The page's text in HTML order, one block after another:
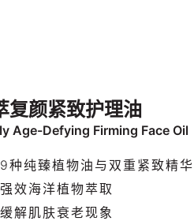
复颜紧致护理油
Age-Defying Firming Face Oil
种纯臻植物油与双重紧致精华
效海洋植物萃取
解肌肤衰老现象